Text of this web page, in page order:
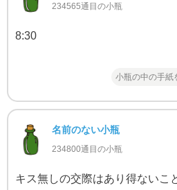
234565通目の小瓶
8:30
小瓶の中の手紙
名前のない小瓶
234800通目の小瓶
キス無しの交際はあり得ないこ